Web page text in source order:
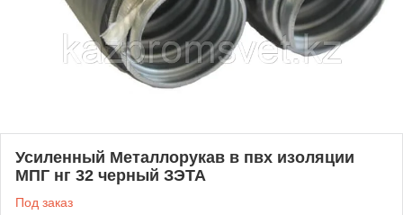
Усиленный Металлорукав в пвх изоляции
МПГ нг 32 черный ЗЭТА
Под заказ